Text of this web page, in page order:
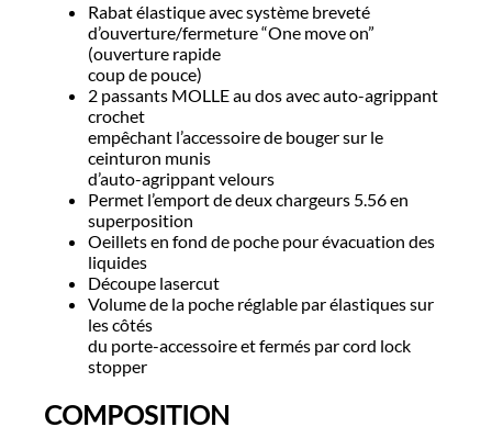
Rabat élastique avec système breveté
d’ouverture/fermeture “One move on”
(ouverture rapide
coup de pouce)
2 passants MOLLE au dos avec auto-agrippant
crochet
empêchant l’accessoire de bouger sur le
ceinturon munis
d’auto-agrippant velours
Permet l’emport de deux chargeurs 5.56 en
superposition
Oeillets en fond de poche pour évacuation des
liquides
Découpe lasercut
Volume de la poche réglable par élastiques sur
les côtés
du porte-accessoire et fermés par cord lock
stopper
COMPOSITION